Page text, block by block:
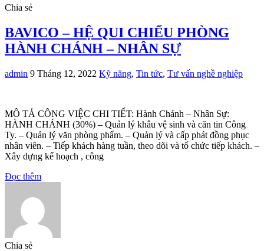
Chia sẻ
BAVICO – HỆ QUI CHIẾU PHÒNG
HÀNH CHÁNH – NHÂN SỰ
admin 9 Tháng 12, 2022 Kỹ năng, Tin tức, Tư vấn nghề nghiệp
MÔ TẢ CÔNG VIỆC CHI TIẾT: Hành Chánh – Nhân Sự:
HÀNH CHÁNH (30%) – Quản lý khâu vệ sinh và căn tin Công
Ty. – Quản lý văn phòng phẩm. – Quản lý và cấp phát đồng phục
nhân viên. – Tiếp khách hàng tuần, theo dõi và tổ chức tiếp khách. –
Xây dựng kế hoạch , công
Đọc thêm
Chia sẻ